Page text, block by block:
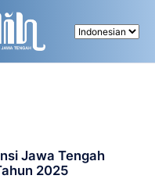
Jawa Tengah
2025